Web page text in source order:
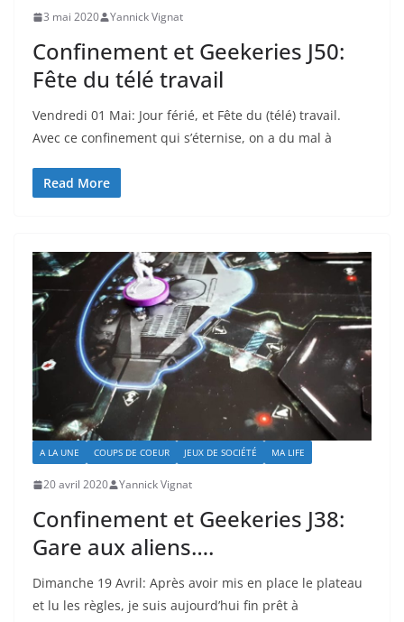
3 mai 2020 Yannick Vignat
Confinement et Geekeries J50:
Fête du télé travail
Vendredi 01 Mai: Jour férié, et Fête du (télé) travail.
Avec ce confinement qui s’éternise, on a du mal à
Read More
A LA UNE COUPS DE COEUR JEUX DE SOCIÉTÉ MA LIFE
20 avril 2020 Yannick Vignat
Confinement et Geekeries J38:
Gare aux aliens….
Dimanche 19 Avril: Après avoir mis en place le plateau
et lu les règles, je suis aujourd’hui fin prêt à